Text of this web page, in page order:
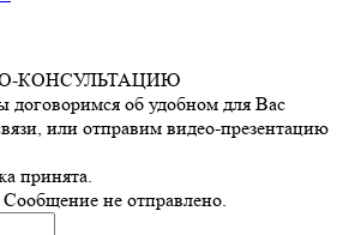
КОНСУЛЬТАЦИЮ
договоримся об удобном для Вас
или отправим видео-презентацию
принята.
не отправлено.